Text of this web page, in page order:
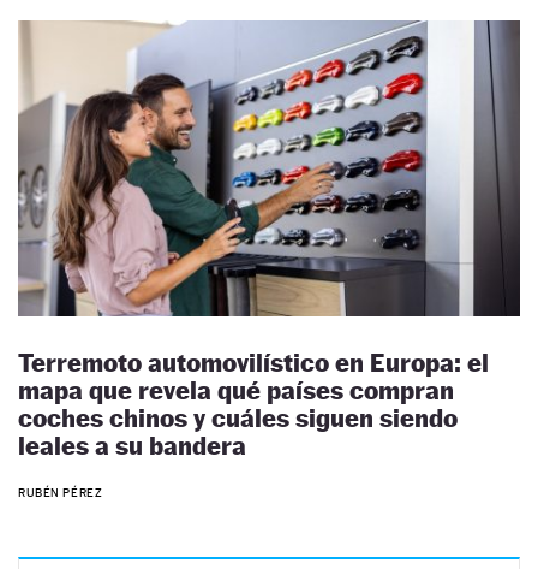
Terremoto automovilístico en Europa: el
mapa que revela qué países compran
coches chinos y cuáles siguen siendo
leales a su bandera
RUBÉN PÉREZ